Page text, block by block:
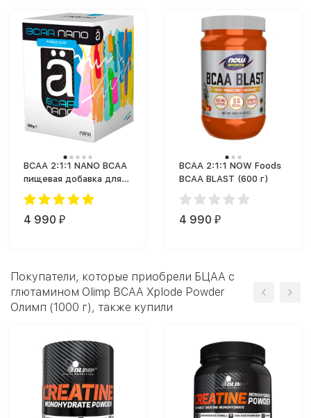
BCAA 2:1:1 NANO BCAA
пищевая добавка для
спортсменов (420 г)
4 990 ₽
BCAA 2:1:1 NOW Foods
BCAA BLAST (600 г)
4 990 ₽
Покупатели, которые приобрели БЦАА с
глютамином Olimp BCAA Xplode Powder
Олимп (1000 г), также купили